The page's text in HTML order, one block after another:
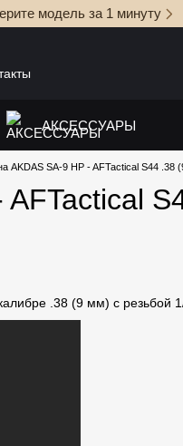
модель за 1 минуту
АКСЕССУАРЫ
AKDAS SA-9 HP - AFTactical S44 .38
.38 (9 мм) с резьбой